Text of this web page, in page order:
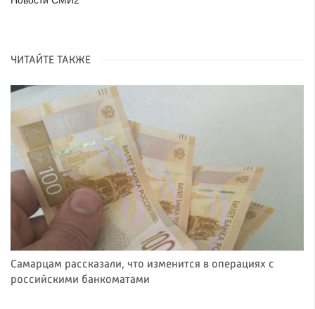
ЧИТАЙТЕ ТАКЖЕ
Самарцам рассказали, что изменится в операциях с
российскими банкоматами